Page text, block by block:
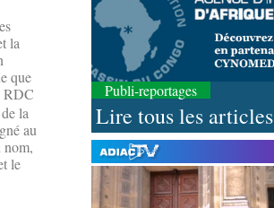
la
que
RDC
la
au
nom,
le
Publi-reportages
Lire tous les articles